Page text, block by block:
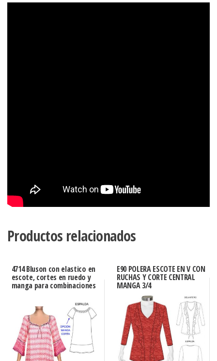
Productos relacionados
4714 Bluson con elastico en
escote, cortes en ruedo y
manga para combinaciones
E90 POLERA ESCOTE EN V CON
RUCHAS Y CORTE CENTRAL
MANGA 3/4